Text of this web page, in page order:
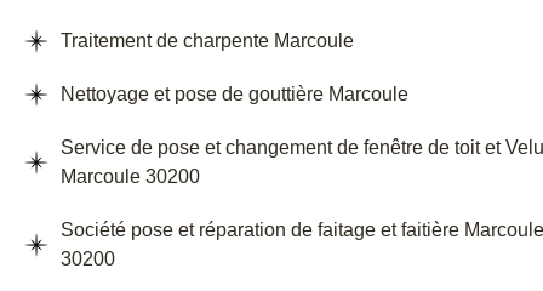
Traitement de charpente Marcoule
Nettoyage et pose de gouttière Marcoule
Service de pose et changement de fenêtre de toit et
Marcoule 30200
Société pose et réparation de faitage et faitière Marcoule
30200